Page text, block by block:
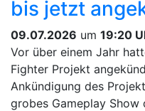
bis jetzt
09.07.2026 um 19:20
Vor über einem Jahr
Fighter Projekt
Ankündigung des
grobes Gameplay Show